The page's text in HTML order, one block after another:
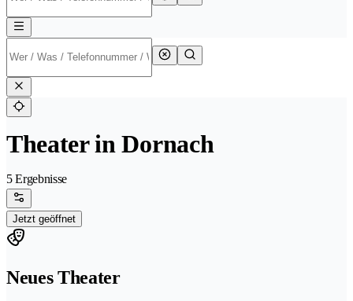
Theater in Dornach
5 Ergebnisse
Jetzt geöffnet
Neues Theater